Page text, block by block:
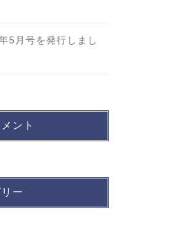
5月号を発行しまし
ント
ー